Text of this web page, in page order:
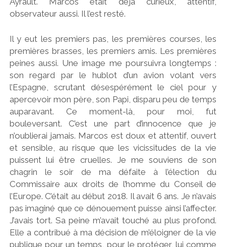
observateur aussi. Il l’est resté.
Il y eut les premiers pas, les premières courses, les
premières brasses, les premiers amis. Les premières
peines aussi. Une image me poursuivra longtemps :
son regard par le hublot d’un avion volant vers
l’Espagne, scrutant désespérément le ciel pour y
apercevoir mon père, son Papi, disparu peu de temps
auparavant. Ce moment-là, pour moi, fut
bouleversant. C’est une part d’innocence que je
n’oublierai jamais. Marcos est doux et attentif, ouvert
et sensible, au risque que les vicissitudes de la vie
puissent lui être cruelles. Je me souviens de son
chagrin le soir de ma défaite à l’élection du
Commissaire aux droits de l’homme du Conseil de
l’Europe. C’était au début 2018. Il avait 6 ans. Je n’avais
pas imaginé que ce dénouement puisse ainsi l’affecter.
J’avais tort. Sa peine m’avait touché au plus profond.
Elle a contribué à ma décision de m’éloigner de la vie
publique pour un temps, pour le protéger, lui comme